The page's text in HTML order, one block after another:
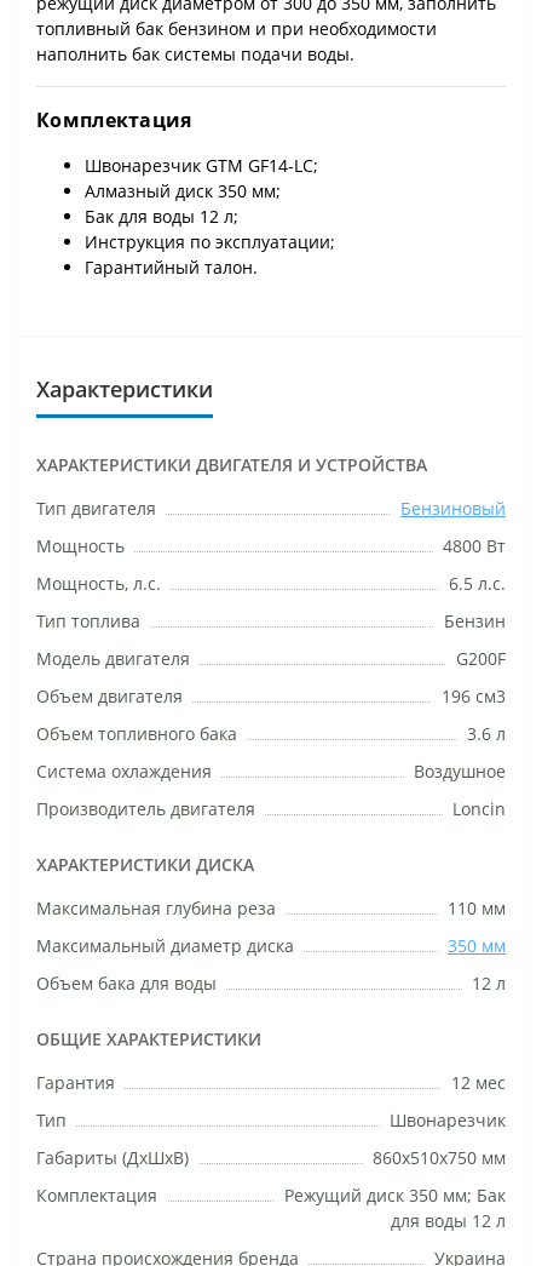
топливный бак бензином и при необходимости
наполнить бак системы подачи воды.
Комплектация
Швонарезчик GTM GF14-LC;
Алмазный диск 350 мм;
Бак для воды 12 л;
Инструкция по эксплуатации;
Гарантийный талон.
Характеристики
ХАРАКТЕРИСТИКИ ДВИГАТЕЛЯ И УСТРОЙСТВА
Тип двигателя
Бензиновый
Мощность
4800 Вт
Мощность, л.с.
6.5 л.с.
Тип топлива
Бензин
Модель двигателя
G200F
Объем двигателя
196 см3
Объем топливного бака
3.6 л
Система охлаждения
Воздушное
Производитель двигателя
Loncin
ХАРАКТЕРИСТИКИ ДИСКА
Максимальная глубина реза
110 мм
Максимальный диаметр диска
350 мм
Объем бака для воды
12 л
ОБЩИЕ ХАРАКТЕРИСТИКИ
Гарантия
12 мес
Тип
Швонарезчик
Габариты (ДхШхВ)
860х510х750 мм
Комплектация
Режущий диск 350 мм; Бак
для воды 12 л
Страна происхождения бренда
Украина